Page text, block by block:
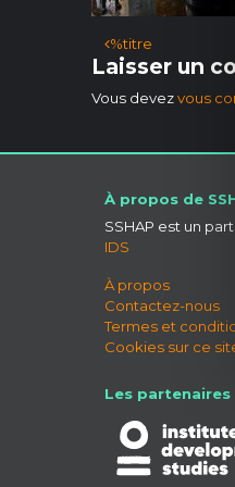
%titre
Laisser un
Vous devezvous
À propos de
SSHAP est un
IDS
À propos
Contactez-nous
Termes et
Cookies sur ce
Les partenaires